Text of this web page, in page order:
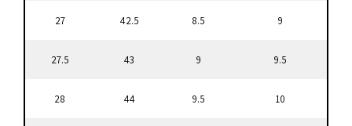
9
8.5
42.5
27
9.5
9
43
27.5
10
9.5
44
28